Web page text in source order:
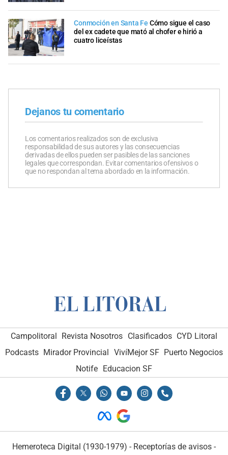
Conmoción en Santa Fe Cómo sigue el caso
del ex cadete que mató al chofer e hirió a
cuatro liceístas
Dejanos tu comentario
Los comentarios realizados son de exclusiva
responsabilidad de sus autores y las consecuencias
derivadas de ellos pueden ser pasibles de las sanciones
legales que correspondan. Evitar comentarios ofensivos o
que no respondan al tema abordado en la información.
Campolitoral Revista Nosotros Clasificados CYD Litoral
Podcasts Mirador Provincial VivíMejor SF Puerto Negocios
Notife Educacion SF
Hemeroteca Digital (1930-1979) - Receptorías de avisos -